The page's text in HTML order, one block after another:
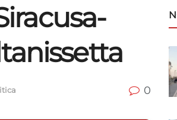
0